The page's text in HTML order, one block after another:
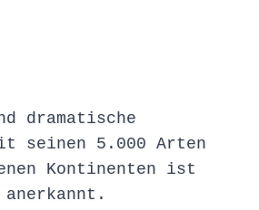
dramatische
seinen 5.000 Arten
Kontinenten ist